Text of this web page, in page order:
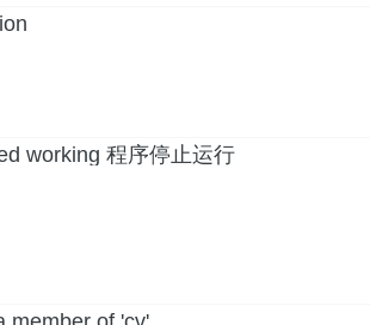
working 程序停止运行